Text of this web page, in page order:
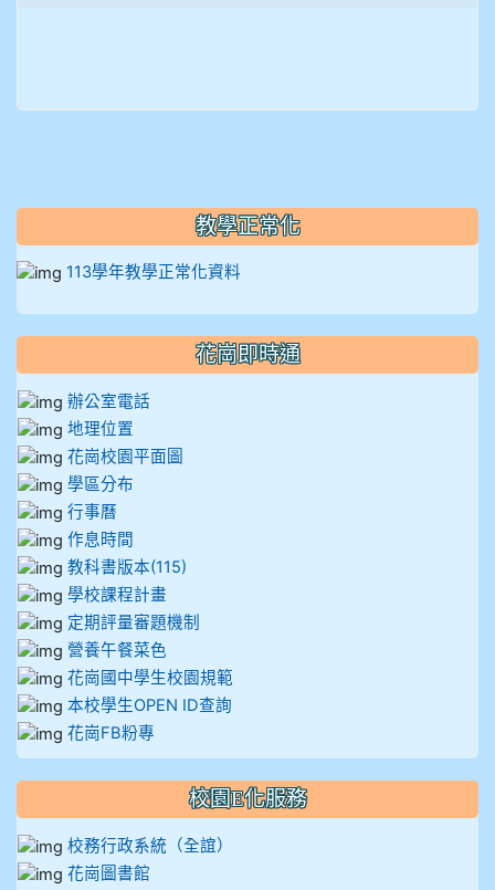
910謝尚橙
910呂芃澔
910溫婕伶
911王祉傑
911張 婷
912彭子宸
914王苡澄
教學正常化
113學年教學正常化資料
花崗即時通
辦公室電話
地理位置
花崗校園平面圖
學區分布
行事曆
作息時間
教科書版本(115)
學校課程計畫
定期評量審題機制
營養午餐菜色
花崗國中學生校園規範
本校學生OPEN ID查詢
花崗FB粉專
校園E化服務
校務行政系統（全誼）
花崗圖書館